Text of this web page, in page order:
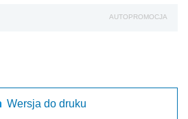
AUTOPROMOCJA
Wersja do druku